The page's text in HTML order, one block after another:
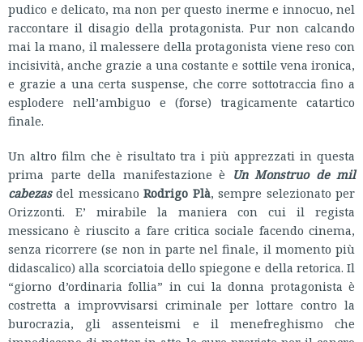
pudico e delicato, ma non per questo inerme e innocuo, nel
raccontare il disagio della protagonista. Pur non calcando
mai la mano, il malessere della protagonista viene reso con
incisività, anche grazie a una costante e sottile vena ironica,
e grazie a una certa suspense, che corre sottotraccia fino a
esplodere nell’ambiguo e (forse) tragicamente catartico
finale.
Un altro film che è risultato tra i più apprezzati in questa
prima parte della manifestazione è Un Monstruo de mil
cabezasdel messicanoRodrigo Plà, sempre selezionato per
Orizzonti. E’ mirabile la maniera con cui il regista
messicano è riuscito a fare critica sociale facendo cinema,
senza ricorrere (se non in parte nel finale, il momento più
didascalico) alla scorciatoia dello spiegone e della retorica. Il
“giorno d’ordinaria follia” in cui la donna protagonista è
costretta a improvvisarsi criminale per lottare contro la
burocrazia, gli assenteismi e il menefreghismo che